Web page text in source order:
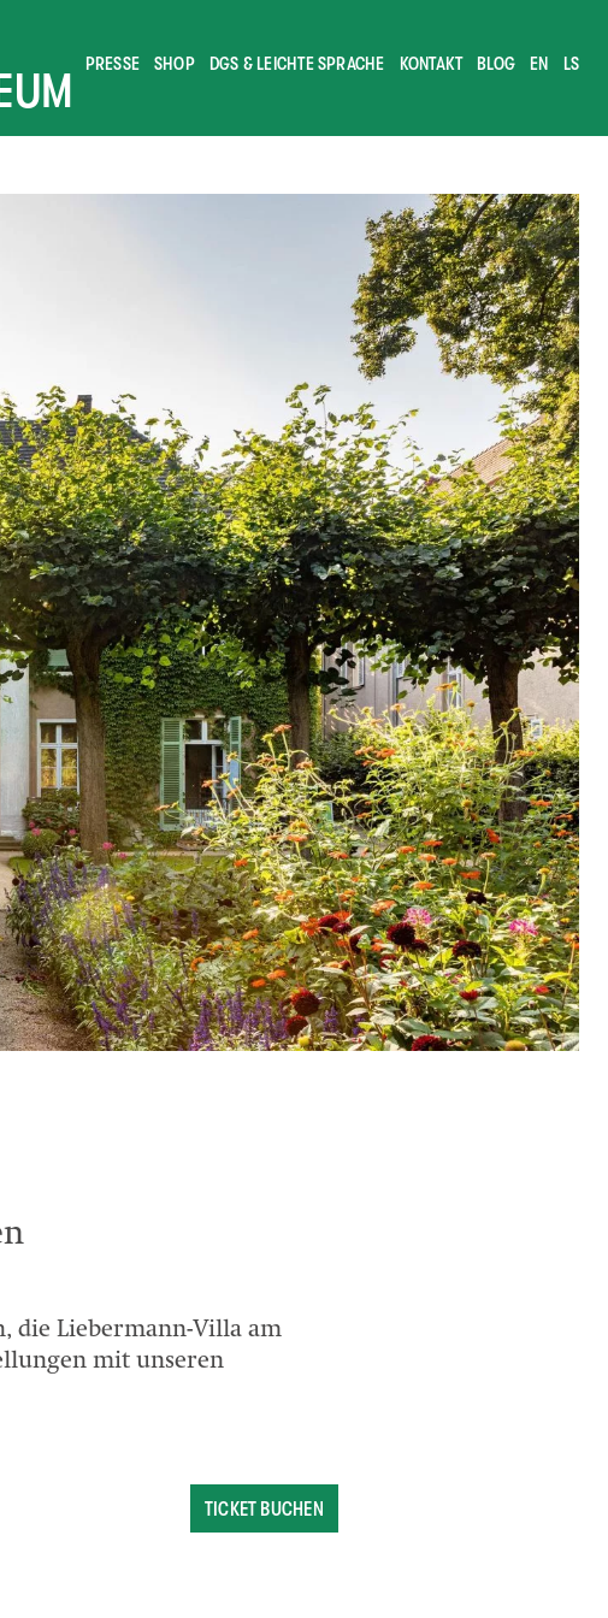
PRESSE SHOP DGS & LEICHTE SPRACHE KONTAKT BLOG EN LS
die Liebermann-Villa am
mit unseren
TICKET BUCHEN